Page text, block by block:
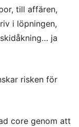
till affären,
i löpningen,
ja
risken för
core genom att